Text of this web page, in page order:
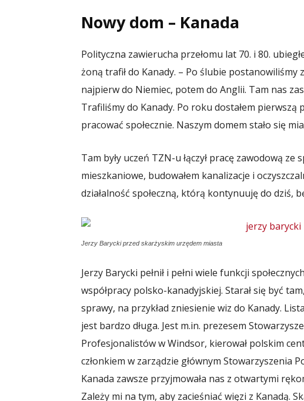
Nowy dom – Kanada
Polityczna zawierucha przełomu lat 70. i 80.
żoną trafił do Kanady. – Po ślubie
najpierw do Niemiec, potem do Anglii. Tam nas
Trafiliśmy do Kanady. Po roku dostałem pierwszą
pracować społecznie. Naszym domem stało się
Tam były uczeń TZN-u łączył pracę zawodową ze
mieszkaniowe, budowałem kanalizacje i
działalność społeczną, którą kontynuuję do dziś,
Jerzy Barycki przed skarżyskim urzędem miasta
Jerzy Barycki pełnił i pełni wiele funkcji
współpracy polsko-kanadyjskiej. Starał się być
sprawy, na przykład zniesienie wiz do Kanady.
jest bardzo długa. Jest m.in. prezesem
Profesjonalistów w Windsor, kierował polskim
członkiem w zarządzie głównym Stowarzyszenia
Kanada zawsze przyjmowała nas z otwartymi
Zależy mi na tym, aby zacieśniać więzi z Kanadą.